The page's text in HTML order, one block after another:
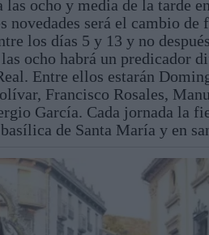
ocho y media de la tarde
será el cambio de
los días 5 y 13 y no
ocho habrá un predicador
Entre ellos estarán
Francisco Rosales,
García. Cada jornada la
de Santa María y en